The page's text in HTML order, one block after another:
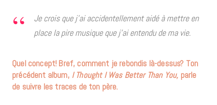
Je crois que j’ai accidentellement aidé à mettre en
place la pire musique que j’ai entendu de ma vie.
Quel concept! Bref, comment je rebondis là-dessus? Ton
précédent album, I Thought I Was Better Than You, parle
de suivre les traces de ton père.